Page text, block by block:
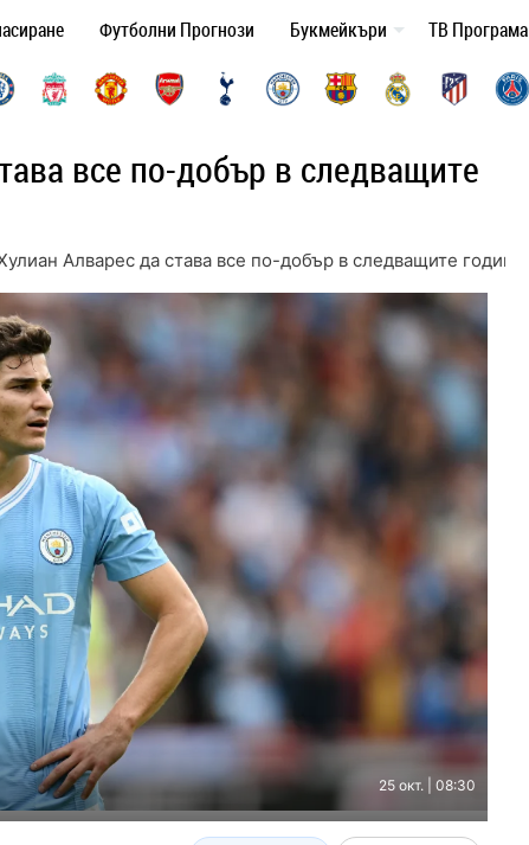
Футболни Прогнози Букмейкъри ТВ Програма
все по-добър в следващите
Алварес да става все по-добър в следващите години
25 окт. | 08:30